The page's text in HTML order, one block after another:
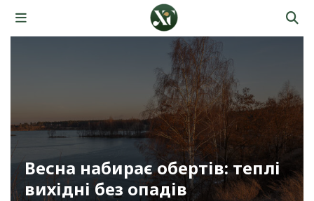
Весна набирає обертів: теплі
вихідні без опадів